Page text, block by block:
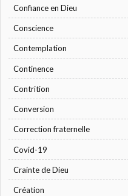
Confiance en Dieu
Conscience
Contemplation
Continence
Contrition
Conversion
Correction fraternelle
Covid-19
Crainte de Dieu
Création